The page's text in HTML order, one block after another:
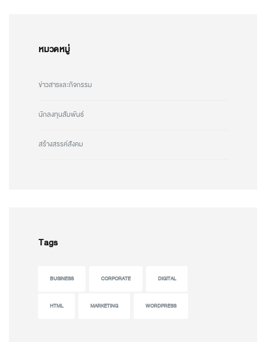
หมวดหมู่
ข่าวสารและกิจกรรม
นักลงทุนสัมพันธ์
สร้างสรรค์สังคม
Tags
BUSINESS CORPORATE DIGITAL
HTML MARKETING WORDPRESS